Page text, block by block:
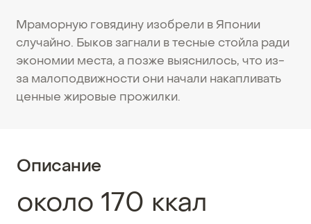
Мраморную говядину изобрели в Японии
случайно. Быков загнали в тесные стойла ради
экономии места, а позже выяснилось, что из-
за малоподвижности они начали накапливать
ценные жировые прожилки.
Описание
около 170 ккал